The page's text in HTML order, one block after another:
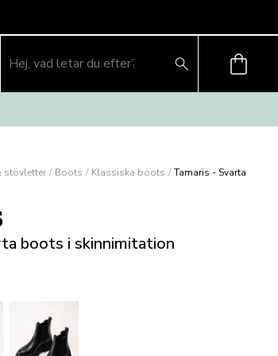
stövletter / Boots / Klassiska boots / Tamaris - Svarta
boots i skinnimitation